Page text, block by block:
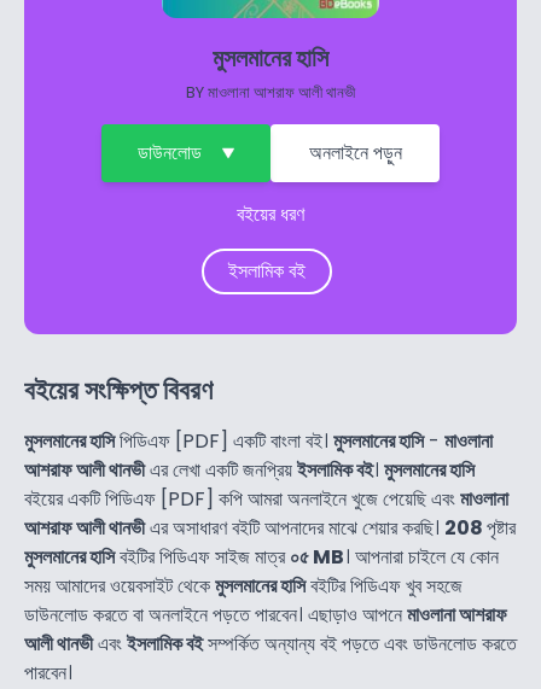
মুসলমানের হাসি
BYমাওলানা আশরাফ আলী থানভী
ডাউনলোড অনলাইনে পড়ুন
বইয়ের ধরণ
ইসলামিক বই
বইয়ের সংক্ষিপ্ত বিবরণ
মুসলমানের হাসিপিডিএফ [PDF] একটি বাংলা বই। মুসলমানের হাসি- মাওলানা
আশরাফ আলী থানভীএর লেখা একটি জনপ্রিয়ইসলামিক বই। মুসলমানের হাসি
বইয়ের একটি পিডিএফ [PDF] কপি আমরা অনলাইনে খুজে পেয়েছি এবংমাওলানা
আশরাফ আলী থানভীএর অসাধারণ বইটি আপনাদের মাঝে শেয়ার করছি। 208পৃষ্টার
মুসলমানের হাসিবইটির পিডিএফ সাইজ মাত্র০৫ MB। আপনারা চাইলে যে কোন
সময় আমাদের ওয়েবসাইট থেকেমুসলমানের হাসিবইটির পিডিএফ খুব সহজে
ডাউনলোড করতে বা অনলাইনে পড়তে পারবেন। এছাড়াও আপনেমাওলানা আশরাফ
আলী থানভীএবংইসলামিক বইসম্পর্কিত অন্যান্য বই পড়তে এবং ডাউনলোড করতে
পারবেন।